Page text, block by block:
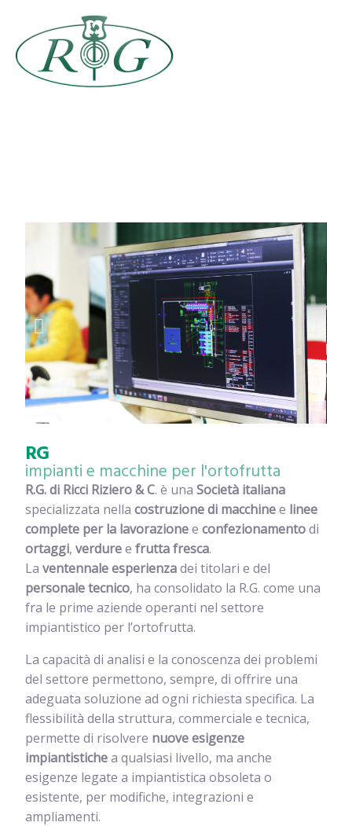
RG
impianti e macchine per l'ortofrutta
R.G. di Ricci Riziero & C. è unaSocietà italiana
specializzata nella costruzione di macchinee linee
complete per la lavorazioneeconfezionamentodi
ortaggi,verdureefrutta fresca.
Laventennale esperienzadei titolari e del
personale tecnico, ha consolidato la R.G. come una
fra le prime aziende operanti nel settore
impiantistico per l’ortofrutta.
La capacità di analisi e la conoscenza dei problemi
del settore permettono, sempre, di offrire una
adeguata soluzione ad ogni richiesta specifica. La
flessibilità della struttura, commerciale e tecnica,
permette di risolvere nuove esigenze
impiantistichea qualsiasi livello, ma anche
esigenze legate a impiantistica obsoleta o
esistente, per modifiche, integrazioni e
ampliamenti.